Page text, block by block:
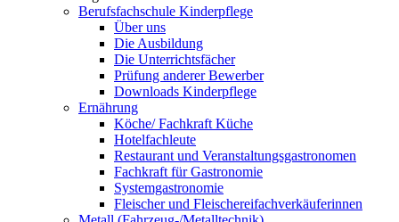
Berufsfachschule Kinderpflege
Über uns
Die Ausbildung
Die Unterrichtsfächer
Prüfung anderer Bewerber
Downloads Kinderpflege
Ernährung
Köche/ Fachkraft Küche
Hotelfachleute
Restaurant und Veranstaltungsgastronomen
Fachkraft für Gastronomie
Systemgastronomie
Fleischer und Fleischereifachverkäuferinnen